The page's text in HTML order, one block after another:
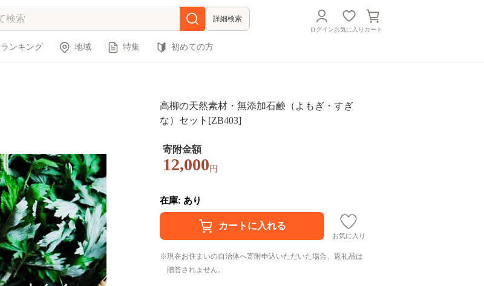
詳細検索
ログインお気に入り カート
ランキング 地域 特集 初めての方
高柳の天然素材・無添加石鹸（よもぎ・すぎ
な）セット[ZB403]
寄附金額
12,000 円
在庫: あり
お気に入り
現在お住まいの自治体へ寄附申込いただいた場合、返礼品は
贈答されません。